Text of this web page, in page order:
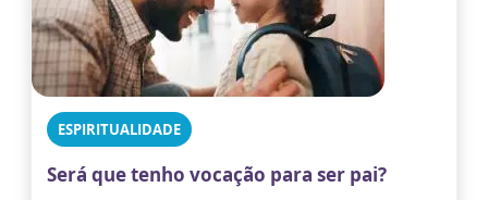
ESPIRITUALIDADE
Será que tenho vocação para ser pai?